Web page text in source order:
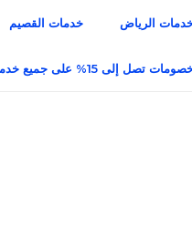
الرياض خدمات القصيم
15% على جميع خدماتنا